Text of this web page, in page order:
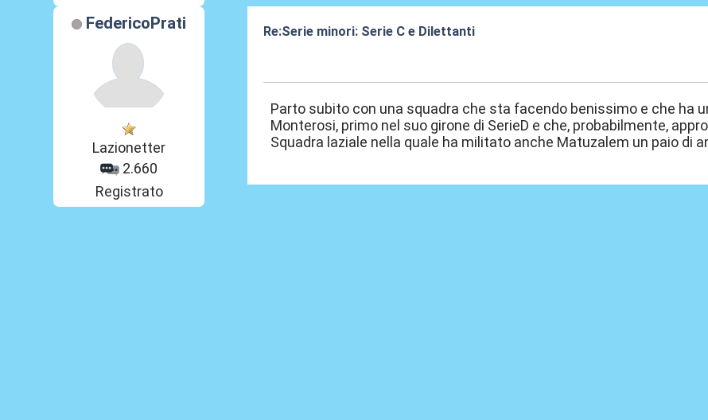
FedericoPrati
Lazionetter
2.660
Registrato
Re:Serie minori: Serie C e Dilettanti
Parto subito con una squadra che sta facendo benissimo e che ha
Monterosi, primo nel suo girone di SerieD e che, probabilmente,
Squadra laziale nella quale ha militato anche Matuzalem un paio di